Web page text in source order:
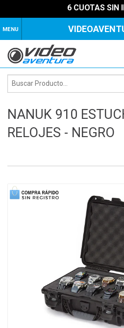
6 CUOTAS SIN
MENU
NANUK 910
RELOJES - NEGRO
1 of 2